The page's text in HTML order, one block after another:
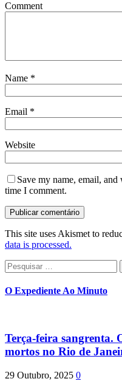
Comment
Name *
Email *
Website
Save my name, email,
time I comment.
This site uses Akismet to
data is processed.
Pesquisar
por:
O Expediente Ao Minuto
Terça-feira sangrenta.
mortos no Rio de
29 Outubro, 2025 0